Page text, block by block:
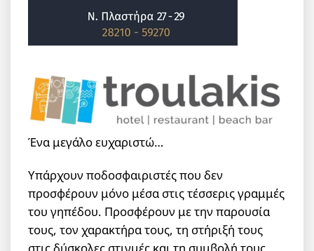
Ένα μεγάλο ευχαριστώ…
Υπάρχουν ποδοσφαιριστές που δεν
προσφέρουν μόνο μέσα στις τέσσερις γραμμές
του γηπέδου. Προσφέρουν με την παρουσία
τους, τον χαρακτήρα τους, τη στήριξή τους